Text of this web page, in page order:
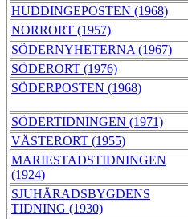
HUDDINGEPOSTEN (1968)
NORRORT (1957)
SÖDERNYHETERNA (1967)
SÖDERORT (1976)
SÖDERPOSTEN (1968)
SÖDERTIDNINGEN (1971)
VÄSTERORT (1955)
MARIESTADSTIDNINGEN
(1924)
SJUHÄRADSBYGDENS
TIDNING (1930)